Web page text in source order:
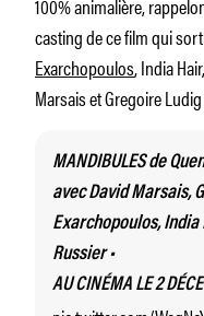
casting de ce film qui
Exarchopoulos, India Hair,
Marsais et Gregoire
MANDIBULES de
avec David Marsais,
Exarchopoulos, India
Russier •
AU CINÉMA LE 2